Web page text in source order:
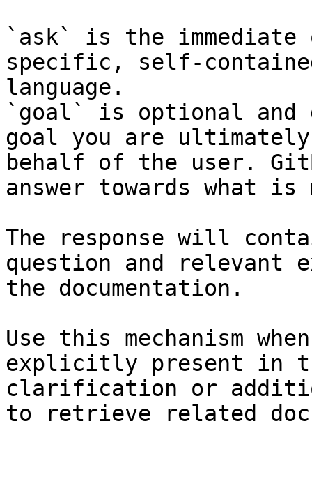
`ask` is the
specific, self-
language.
`goal` is optional and
goal you are
behalf of the user.
answer towards what
The response will
question and relevant
the documentation.
Use this mechanism
explicitly present in
clarification or